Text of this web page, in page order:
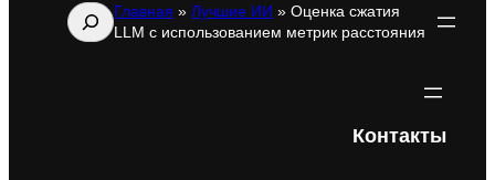
ПоискГлавная » Лучшие ИИ » Оценка сжатия
LLM с использованием метрик расстояния
Контакты